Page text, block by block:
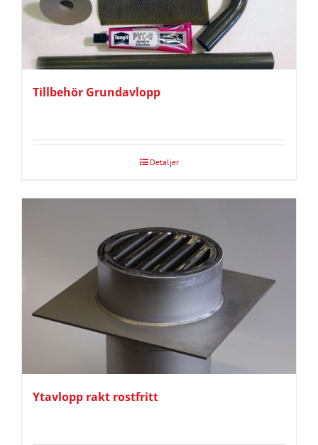
Tillbehör Grundavlopp
Detaljer
Ytavlopp rakt rostfritt